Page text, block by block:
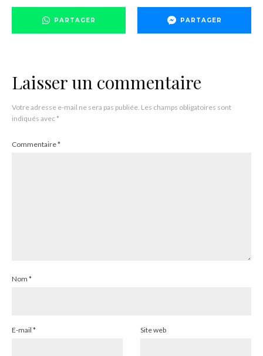
PARTAGER PARTAGER
Laisser un commentaire
Votre adresse e-mail ne sera pas publiée. Les champs obligatoires sont
indiqués avec*
Commentaire*
Nom *
E-mail * Site web